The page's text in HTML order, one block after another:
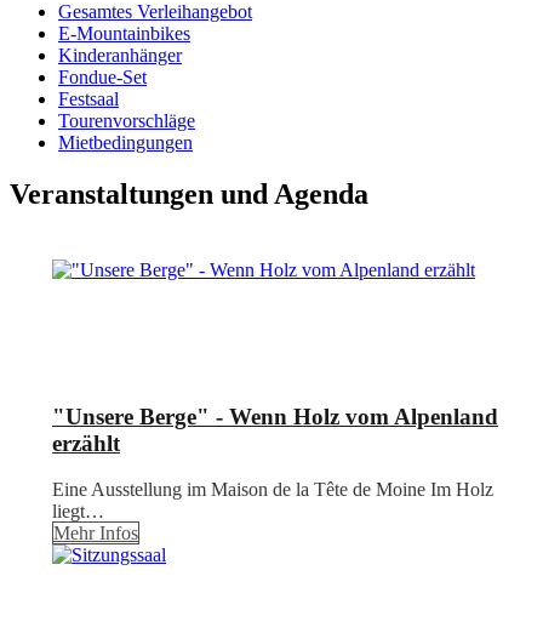
Gesamtes Verleihangebot
E-Mountainbikes
Kinderanhänger
Fondue-Set
Festsaal
Tourenvorschläge
Mietbedingungen
Veranstaltungen und Agenda
"Unsere Berge" - Wenn Holz vom Alpenland
erzählt
Eine Ausstellung im Maison de la Tête de Moine Im Holz
liegt…
Mehr Infos